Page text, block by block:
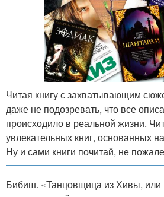
Читая книгу с захватывающим
даже не подозревать, что все
происходило в реальной жизни.
увлекательных книг, основанных
Ну и сами книги почитай, не
Бибиш. «Танцовщица из Хивы, или